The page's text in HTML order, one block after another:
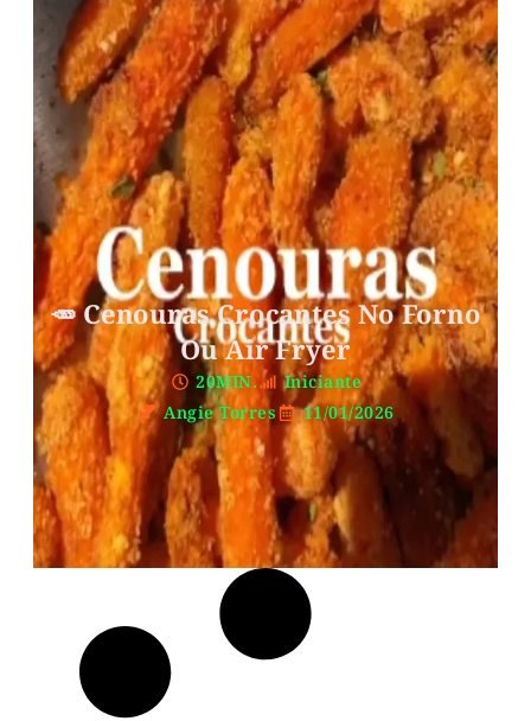
🥕 Cenouras Crocantes No Forno
Ou Air Fryer
20MIN.
Iniciante
Angie Torres
11/01/2026